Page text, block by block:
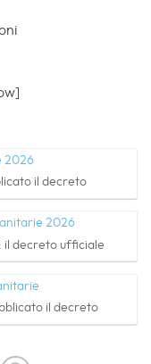
il decreto
il decreto ufficiale
il decreto